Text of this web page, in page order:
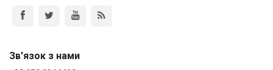
Зв'язок з нами